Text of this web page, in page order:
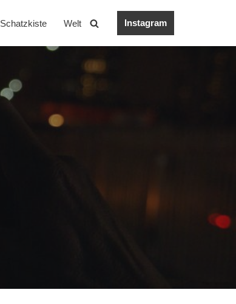
Schatzkiste Welt Instagram